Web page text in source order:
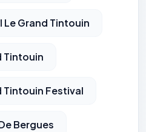
Le Grand Tintouin
Tintouin
Tintouin Festival
Bergues